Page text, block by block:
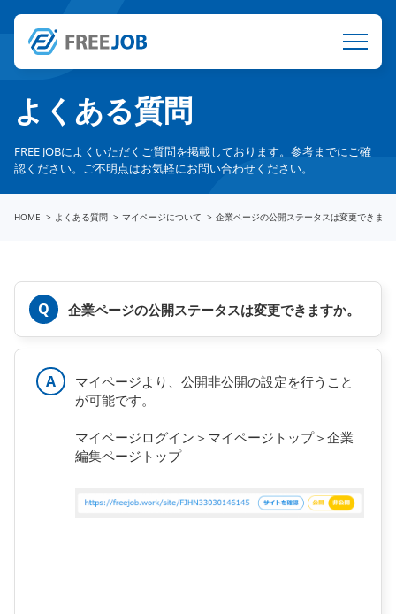
よくある質問
FREE JOBによくいただくご質問を掲載しております。参考までにご確
認ください。ご不明点はお気軽にお問い合わせください。
HOME よくある質問 マイページについて 企業ページの公開ステータスは変更できます
企業ページの公開ステータスは変更できますか。
マイページより、公開非公開の設定を行うこと
が可能です。
マイページログイン＞マイページトップ＞企業
編集ページトップ